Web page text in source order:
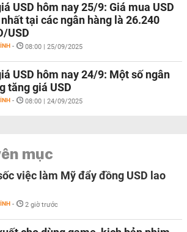
USD hôm nay 25/9: Giá mua USD
tại các ngân hàng là 26.240
USD
- 08:00 | 25/09/2025
USD hôm nay 24/9: Một số ngân
tăng giá USD
- 08:00 | 24/09/2025
mục
việc làm Mỹ đẩy đồng USD lao
- 2 giờ trước